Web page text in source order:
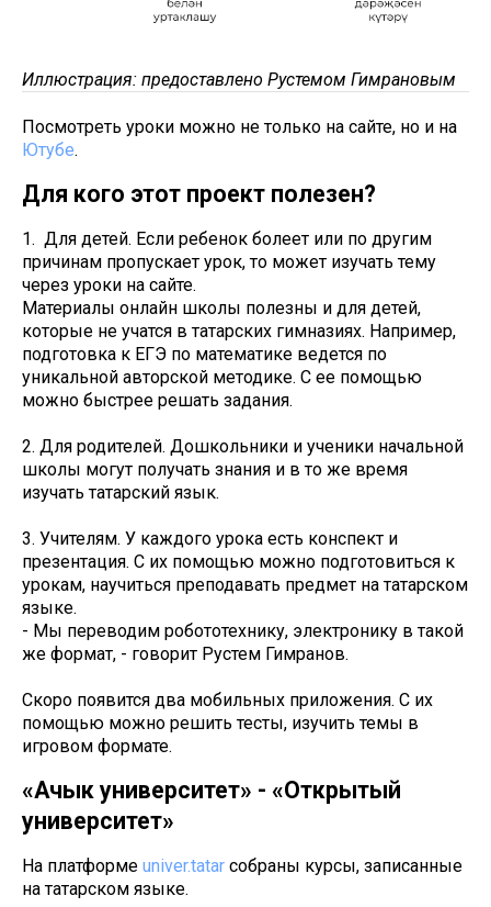
Иллюстрация: предоставлено Рустемом Гимрановым
Посмотреть уроки можно не только на сайте, но и на
Ютубе.
Для кого этот проект полезен?
1. Для детей. Если ребенок болеет или по другим
причинам пропускает урок, то может изучать тему
через уроки на сайте.
Материалы онлайн школы полезны и для детей,
которые не учатся в татарских гимназиях. Например,
подготовка к ЕГЭ по математике ведется по
уникальной авторской методике. С ее помощью
можно быстрее решать задания.
2. Для родителей. Дошкольники и ученики начальной
школы могут получать знания и в то же время
изучать татарский язык.
3. Учителям. У каждого урока есть конспект и
презентация. С их помощью можно подготовиться к
урокам, научиться преподавать предмет на татарском
языке.
- Мы переводим робототехнику, электронику в такой
же формат, - говорит Рустем Гимранов.
Скоро появится два мобильных приложения. С их
помощью можно решить тесты, изучить темы в
игровом формате.
«Ачык университет» - «Открытый
университет»
На платформе univer.tatar собраны курсы, записанные
на татарском языке.